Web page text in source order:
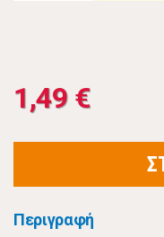
1,49 €
Περιγραφή